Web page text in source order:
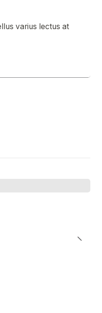
varius lectus at